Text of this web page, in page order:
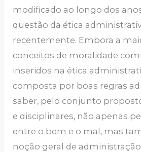
modificado ao longo dos
questão da ética
recentemente. Embora a
conceitos de moralidade
inseridos na ética
composta por boas regras
saber, pelo conjunto
e disciplinares, não apenas
entre o bem e o mal, mas
noção geral de